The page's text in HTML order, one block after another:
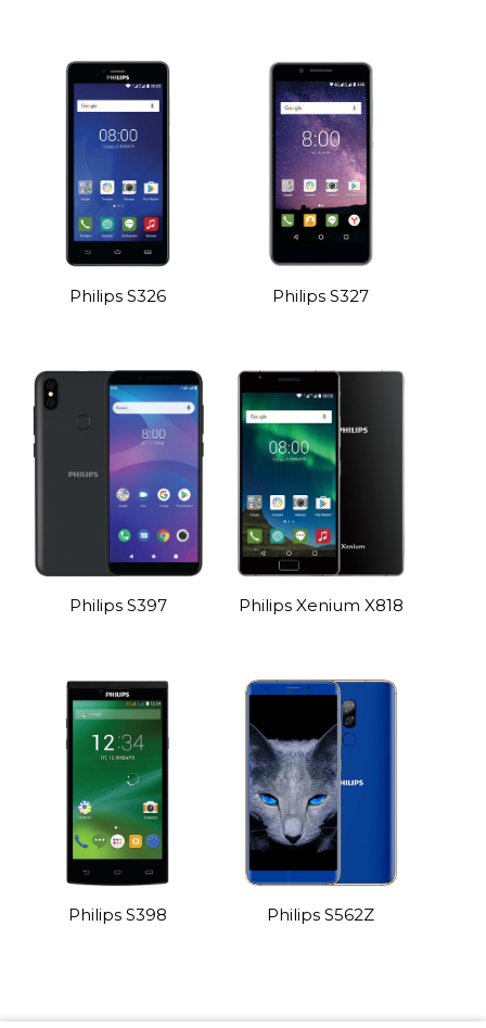
Philips S326 Philips S327
Philips S397 Philips Xenium X818
Philips S398 Philips S562Z